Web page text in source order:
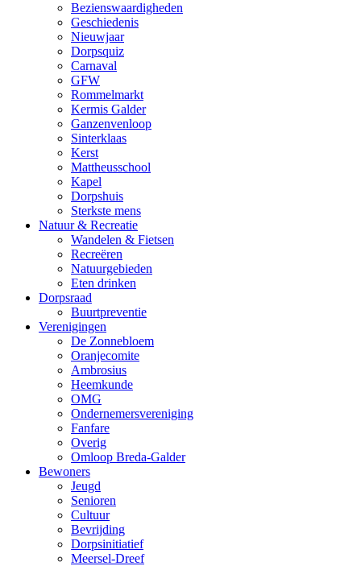
Bezienswaardigheden
Geschiedenis
Nieuwjaar
Dorpsquiz
Carnaval
GFW
Rommelmarkt
Kermis Galder
Ganzenvenloop
Sinterklaas
Kerst
Mattheusschool
Kapel
Dorpshuis
Sterkste mens
Natuur & Recreatie
Wandelen & Fietsen
Recreëren
Natuurgebieden
Eten drinken
Dorpsraad
Buurtpreventie
Verenigingen
De Zonnebloem
Oranjecomite
Ambrosius
Heemkunde
OMG
Ondernemersvereniging
Fanfare
Overig
Omloop Breda-Galder
Bewoners
Jeugd
Senioren
Cultuur
Bevrijding
Dorpsinitiatief
Meersel-Dreef